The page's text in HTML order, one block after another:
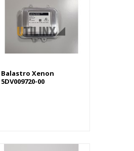
Balastro Xenon
5DV009720-00